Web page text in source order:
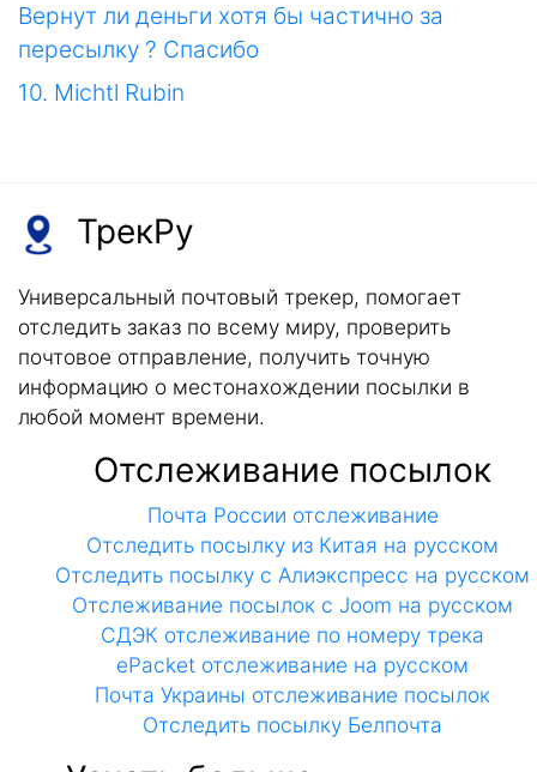
Вернут ли деньги хотя бы частично за
пересылку ? Спасибо
10. Michtl Rubin
ТрекРу
Универсальный почтовый трекер, помогает
отследить заказ по всему миру, проверить
почтовое отправление, получить точную
информацию о местонахождении посылки в
любой момент времени.
Отслеживание посылок
Почта России отслеживание
Отследить посылку из Китая на русском
Отследить посылку с Алиэкспресс на русском
Отслеживание посылок с Joom на русском
СДЭК отслеживание по номеру трека
ePacket отслеживание на русском
Почта Украины отслеживание посылок
Отследить посылку Белпочта